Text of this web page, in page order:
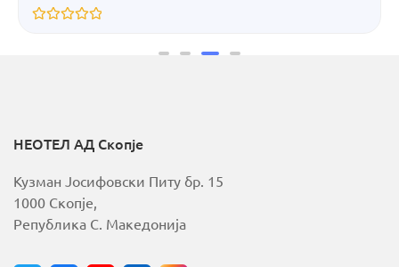
НЕОТЕЛ АД Скопје
Кузман Јосифовски Питу бр. 15
1000 Скопје,
Република С. Македонија